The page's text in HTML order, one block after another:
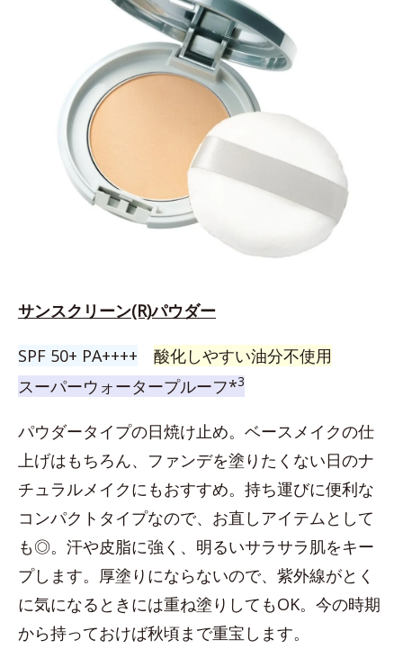
サンスクリーン(R)パウダー
SPF 50+ PA++++
酸化しやすい油分不使用
スーパーウォータープルーフ*3
パウダータイプの日焼け止め。ベースメイクの仕
上げはもちろん、ファンデを塗りたくない日のナ
チュラルメイクにもおすすめ。持ち運びに便利な
コンパクトタイプなので、お直しアイテムとして
も◎。汗や皮脂に強く、明るいサラサラ肌をキー
プします。厚塗りにならないので、紫外線がとく
に気になるときには重ね塗りしてもOK。今の時期
から持っておけば秋頃まで重宝します。